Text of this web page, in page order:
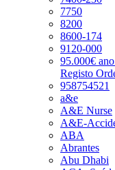
7750
8200
8600-174
9120-000
95.000€
Registo
958754521
a&e
A&E Nurse
A&E-
ABA
Abrantes
Abu Dhabi